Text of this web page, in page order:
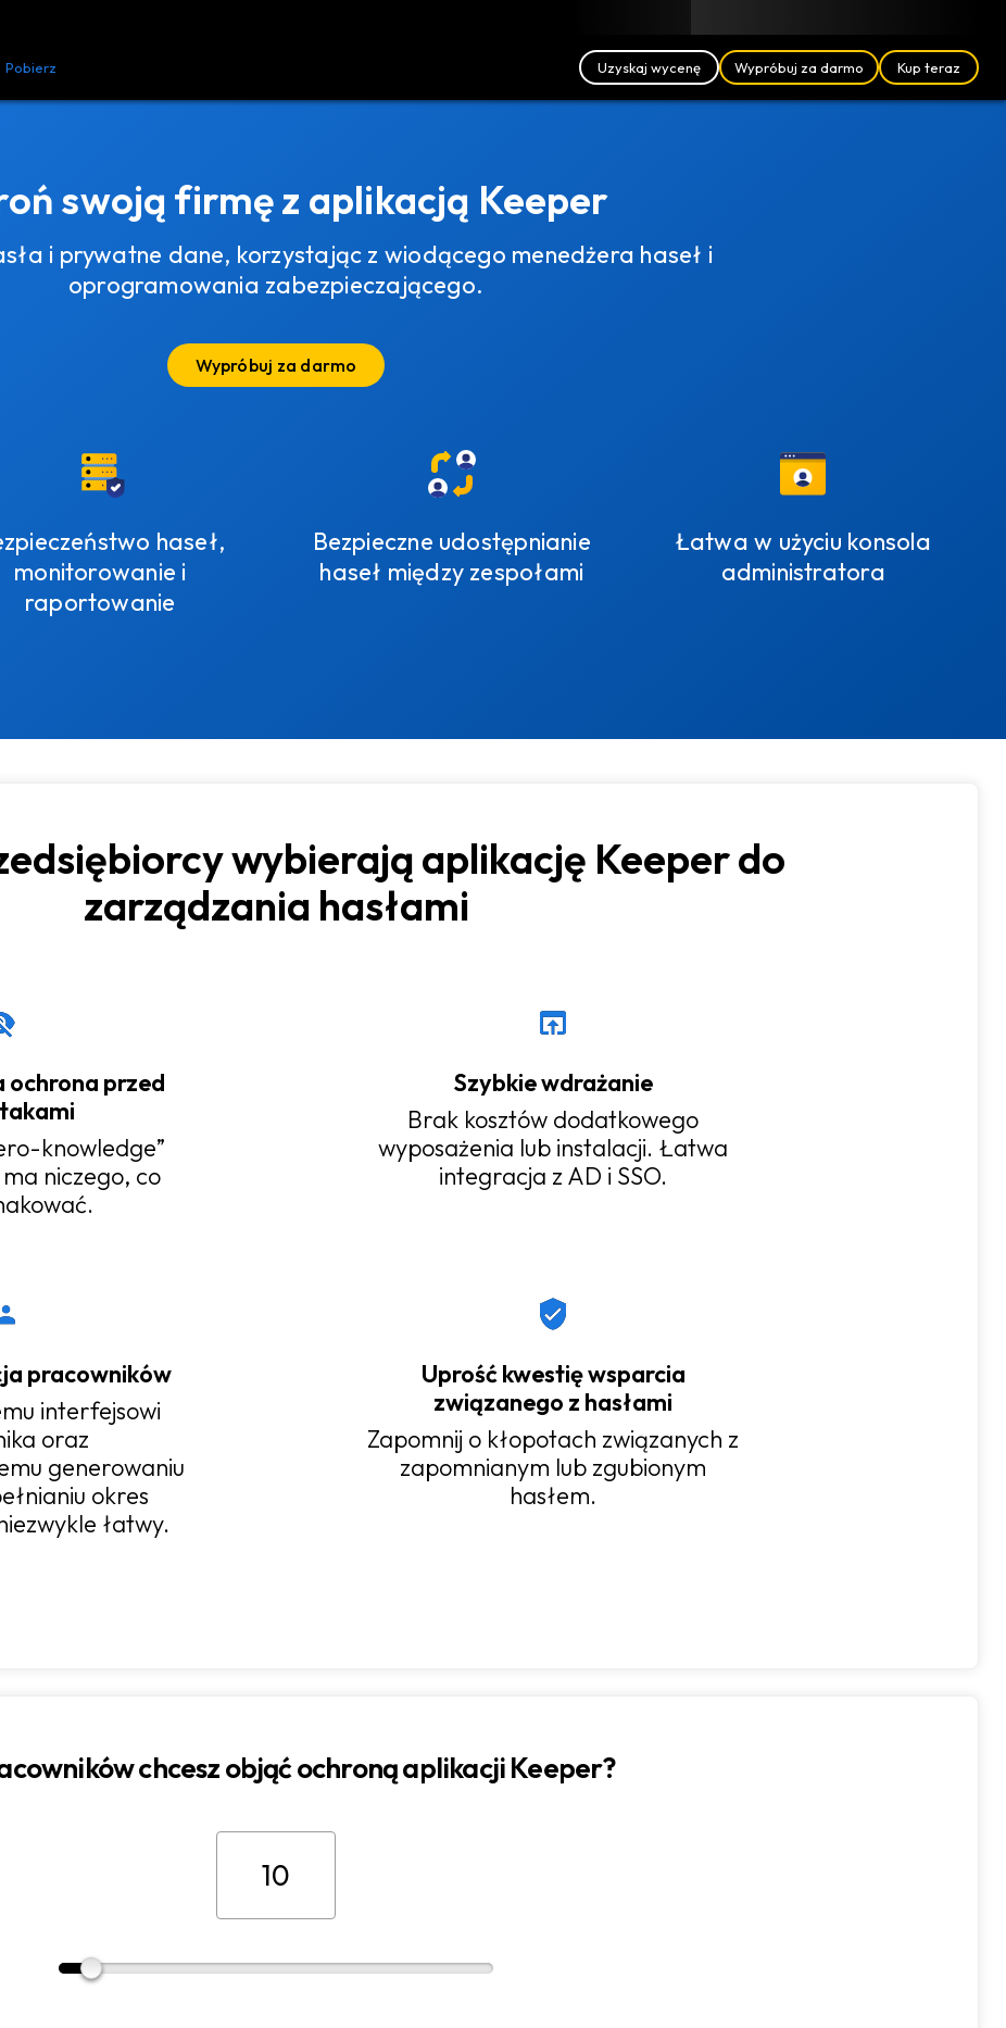
Pobierz Uzyskaj wycenę Wypróbuj za darmo Kup teraz
swoją firmę z aplikacją Keeper
i prywatne dane, korzystając z wiodącego menedżera haseł i
oprogramowania zabezpieczającego.
Wypróbuj za darmo
haseł,
monitorowanie i
raportowanie
Bezpieczne udostępnianie
haseł między zespołami
Łatwa w użyciu konsola
administratora
wybierają aplikację Keeper do
zarządzania hasłami
ochrona przed
knowledge”
niczego, co
Szybkie wdrażanie
Brak kosztów dodatkowego
wyposażenia lub instalacji. Łatwa
integracja z AD i SSO.
pracowników
interfejsowi
oraz
generowaniu
okres
łatwy.
Uprość kwestię wsparcia
związanego z hasłami
Zapomnij o kłopotach związanych z
zapomnianym lub zgubionym
hasłem.
chcesz objąć ochroną aplikacji Keeper?